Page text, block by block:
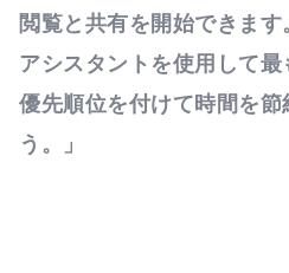
閲覧と共有を開始できま
アシスタントを使用して
優先順位を付けて時間を節
う。」